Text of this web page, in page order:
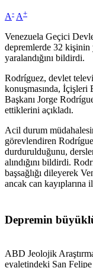
A- A+
Venezuela Geçici
depremlerde 32 kişinin
yaralandığını bildirdi.
Rodríguez, devlet
konuşmasında,
Başkanı Jorge
ettiklerini açıkladı.
Acil durum
görevlendiren
durdurulduğunu,
alındığını bildirdi.
başsağlığı dileyerek
ancak can kayıplarına
Depremin
ABD Jeolojik
eyaletindeki San